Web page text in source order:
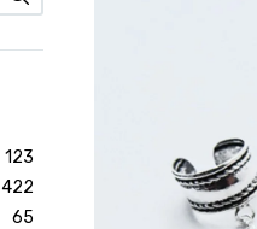
123
422
65